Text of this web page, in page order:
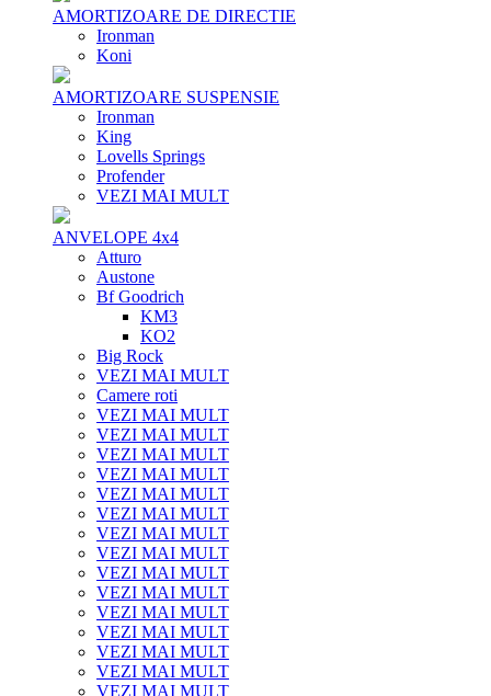
AMORTIZOARE DE DIRECTIE
Ironman
Koni
AMORTIZOARE SUSPENSIE
Ironman
King
Lovells Springs
Profender
VEZI MAI MULT
ANVELOPE 4x4
Atturo
Austone
Bf Goodrich
KM3
KO2
Big Rock
VEZI MAI MULT
Camere roti
VEZI MAI MULT
VEZI MAI MULT
VEZI MAI MULT
VEZI MAI MULT
VEZI MAI MULT
VEZI MAI MULT
VEZI MAI MULT
VEZI MAI MULT
VEZI MAI MULT
VEZI MAI MULT
VEZI MAI MULT
VEZI MAI MULT
VEZI MAI MULT
VEZI MAI MULT
VEZI MAI MULT